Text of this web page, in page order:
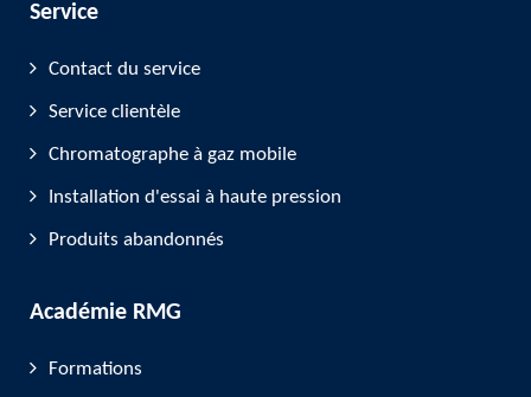
Service
Contact du service
Service clientèle
Chromatographe à gaz mobile
Installation d'essai à haute pression
Produits abandonnés
Académie RMG
Formations